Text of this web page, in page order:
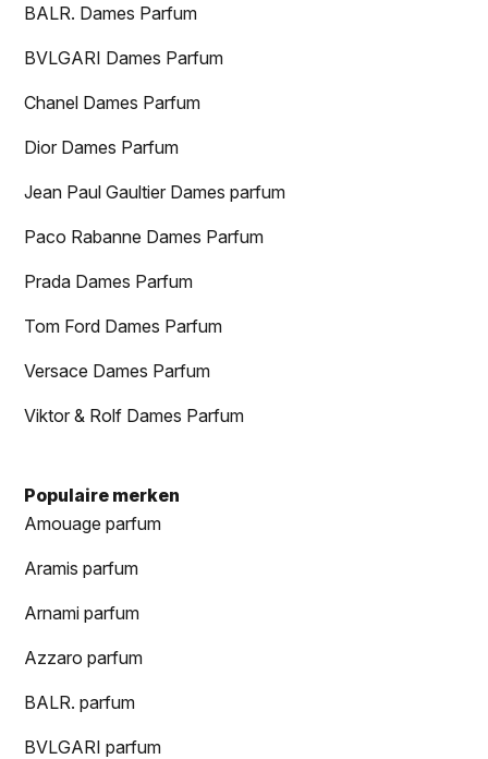
BALR. Dames Parfum
BVLGARI Dames Parfum
Chanel Dames Parfum
Dior Dames Parfum
Jean Paul Gaultier Dames parfum
Paco Rabanne Dames Parfum
Prada Dames Parfum
Tom Ford Dames Parfum
Versace Dames Parfum
Viktor & Rolf Dames Parfum
Populaire merken
Amouage parfum
Aramis parfum
Arnami parfum
Azzaro parfum
BALR. parfum
BVLGARI parfum